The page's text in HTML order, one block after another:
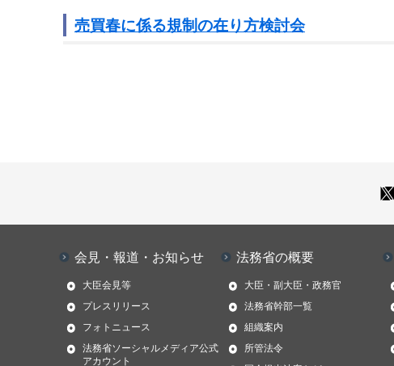
売買春に係る規制の在り方検討会
会見・報道・お知らせ
大臣会見等
プレスリリース
フォトニュース
法務省ソーシャルメディア公式
アカウント
法務省の概要
大臣・副大臣・政務官
法務省幹部一覧
組織案内
所管法令